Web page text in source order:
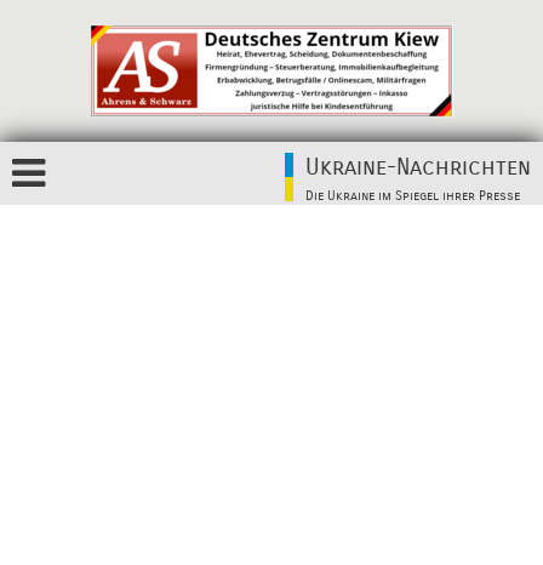
Ukraine-Nachrichten
Die Ukraine im Spiegel ihrer Presse